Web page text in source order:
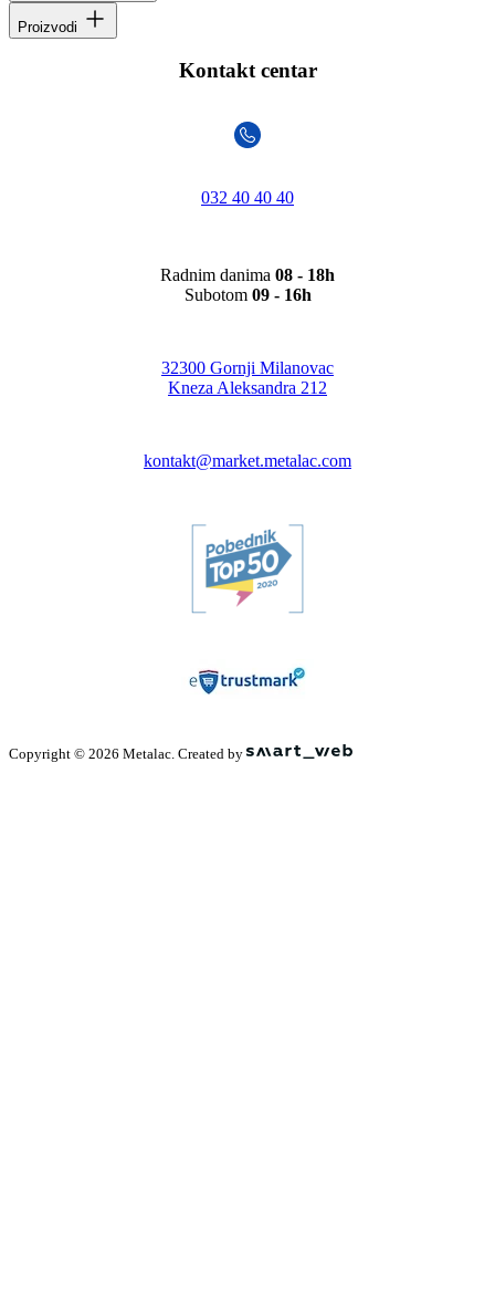
Proizvodi
Kontakt centar
032 40 40 40
Radnim danima 08 - 18h
Subotom 09 - 16h
32300 Gornji Milanovac
Kneza Aleksandra 212
kontakt@market.metalac.com
Copyright © 2026 Metalac. Created by